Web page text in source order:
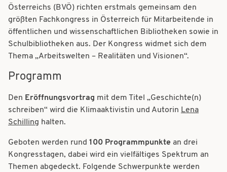
Österreichs (BVÖ) richten erstmals gemeinsam den
größten Fachkongress in Österreich für Mitarbeitende in
öffentlichen und wissenschaftlichen Bibliotheken sowie in
Schulbibliotheken aus. Der Kongress widmet sich dem
Thema „Arbeitswelten – Realitäten und Visionen“.
Programm
Den Eröffnungsvortrag mit dem Titel „Geschichte(n)
schreiben“ wird die Klimaaktivistin und Autorin Lena
Schilling halten.
Geboten werden rund 100 Programmpunkte an drei
Kongresstagen, dabei wird ein vielfältiges Spektrum an
Themen abgedeckt. Folgende Schwerpunkte werden